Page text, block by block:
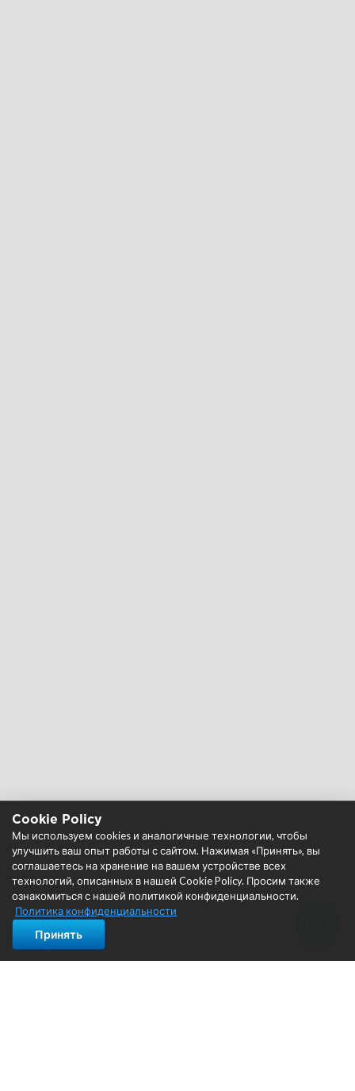
Cookie Policy
Мы используем cookies и аналогичные технологии, чтобы
улучшить ваш опыт работы с сайтом. Нажимая «Принять», вы
соглашаетесь на хранение на вашем устройстве всех
технологий, описанных в нашей Cookie Policy. Просим также
ознакомиться с нашей политикой конфиденциальности.
Политика конфиденциальности
Принять